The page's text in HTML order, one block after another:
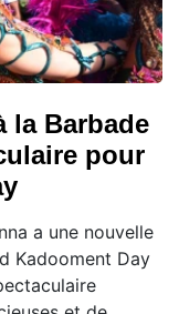
la Barbade
pour
a une nouvelle
Kadooment Day